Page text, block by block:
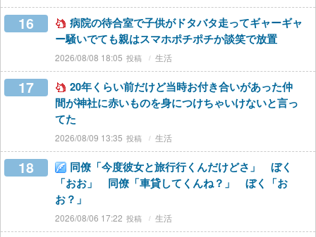
16
病院の待合室で子供がドタバタ走ってギャーギャ
ー騒いでても親はスマホポチポチか談笑で放置
2026/08/08 18:05 生活
17
20年くらい前だけど当時お付き合いがあった仲
間が神社に赤いものを身につけちゃいけないと言っ
てた
2026/08/09 13:35 生活
18
同僚「今度彼女と旅行行くんだけどさ」 ぼく
「おお」 同僚「車貸してくんね？」 ぼく「お
お？」
2026/08/06 17:22 生活